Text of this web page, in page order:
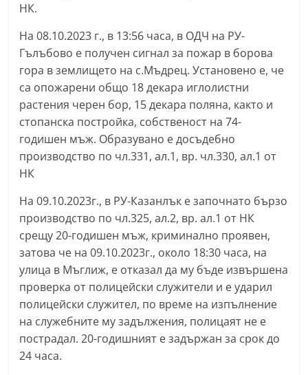
k
-
b
g
.
i
n
f
,
g
a
l
l
e
r
y
НК.
На 08.10.2023 г., в 13:56 часа, в ОДЧ на РУ-
Гълъбово е получен сигнал за пожар в борова
гора в землището на с.Мъдрец. Установено е, че
са опожарени общо 18 декара иглолистни
растения черен бор, 15 декара поляна, както и
стопанска постройка, собственост на 74-
годишен мъж. Образувано е досъдебно
производство по чл.331, ал.1, вр. чл.330, ал.1 от
НК
На 09.10.2023г., в РУ-Казанлък е започнато бързо
производство по чл.325, ал.2, вр. ал.1 от НК
срещу 20-годишен мъж, криминално проявен,
затова че на 09.10.2023г., около 18:30 часа, на
улица в Мъглиж, е отказал да му бъде извършена
проверка от полицейски служители и е ударил
полицейски служител, по време на изпълнение
на служебните му задължения, полицаят не е
пострадал. 20-годишният е задържан за срок до
24 часа.